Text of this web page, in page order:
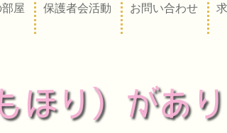
屋 保護者会活動 お問い合わせ
ほり）があ